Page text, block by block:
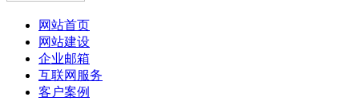
网站首页
网站建设
企业邮箱
互联网服务
客户案例